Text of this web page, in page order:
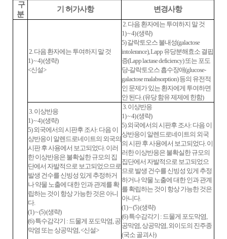
구
분
기 허가사항 변경사항
2. 다음 환자에는 투여하지 말 것
1) ~ 4) (생략)
<신설>
2. 다음 환자에는 투여하지 말 것
1) ~ 4) (생략)
5) 갈락토오스 불내성(galactose
intolerance), Lapp 유당분해효소 결핍
증(Lapp lactase deficiency) 또는 포도
당-갈락토오스 흡수장애(glucose-
galactose malabsorption) 등의 유전적
인 문제가 있는 환자에게 투여하면
안 된다. (유당 함유 제제에 한함)
3. 이상반응
1) ~ 4) (생략)
5) 외국에서의 시판후 조사: 다음 이
상반응이 알렌드로네이트의 외국의
시판 후 사용에서 보고되었다. 이러
한 이상반응은 불확실한 규모의 집
단에서 자발적으로 보고되었으므로
발생 건수를 신빙성 있게 추정하거
나 약물 노출에 대한 인과 관계를 확
립하는 것이 항상 가능한 것은 아니
다.
(1) ~ (5) (생략)
(6) 특수감각기 : 드물게 포도막염, 공
막염 또는 상공막염, <신설>
3. 이상반응
1) ~ 4) (생략)
5) 외국에서의 시판후 조사: 다음 이
상반응이 알렌드로네이트의 외국
의 시판 후 사용에서 보고되었다. 이
러한 이상반응은 불확실한 규모의
집단에서 자발적으로 보고되었으
므로 발생 건수를 신빙성 있게 추정
하거나 약물 노출에 대한 인과 관계
를 확립하는 것이 항상 가능한 것은
아니다.
(1) ~ (5) (생략)
(6) 특수감각기 : 드물게 포도막염,
공막염, 상공막염, 외이도의 진주종
(국소 골괴사)